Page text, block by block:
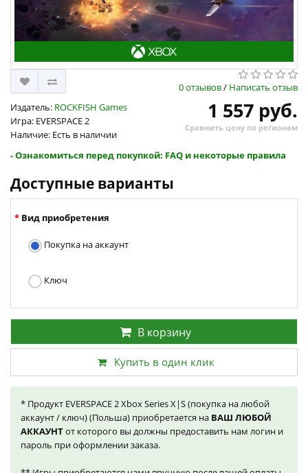
0 отзывов/ Написать отзыв
Издатель: ROCKFISH Games
Игра: EVERSPACE 2
Наличие: Есть в наличии
1 557 руб.
Сравнить цену по регионам
- Ознакомиться перед покупкой: FAQ и некоторые правила
Доступные варианты
Вид приобретения
Покупка на аккаунт
Ключ
В корзину
Купить в один клик
* Продукт EVERSPACE 2 Xbox Series X|S (покупка на любой
аккаунт / ключ) (Польша) приобретается на ВАШ ЛЮБОЙ
АККАУНТот которого вы должны предоставить нам логин и
пароль при оформлении заказа.